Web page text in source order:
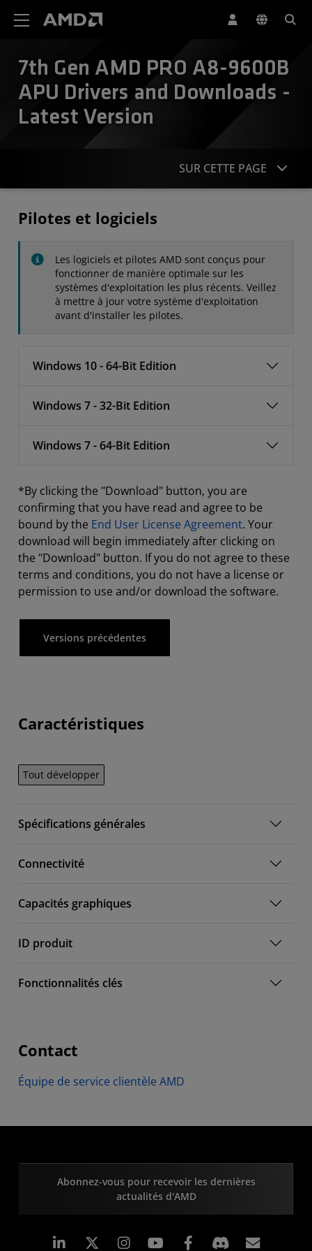
7th Gen AMD PRO A8-9600B
APU Drivers and Downloads -
Latest Version
SUR CETTE PAGE
Pilotes et logiciels
Les logiciels et pilotes AMD sont conçus pour
fonctionner de manière optimale sur les
systèmes d'exploitation les plus récents. Veillez
à mettre à jour votre système d'exploitation
avant d'installer les pilotes.
Windows 10 - 64-Bit Edition
Windows 7 - 32-Bit Edition
Windows 7 - 64-Bit Edition
*By clicking the "Download" button, you are
confirming that you have read and agree to be
bound by the End User License Agreement. Your
download will begin immediately after clicking on
the "Download" button. If you do not agree to these
terms and conditions, you do not have a license or
permission to use and/or download the software.
Versions précédentes
Caractéristiques
Tout développer
Spécifications générales
Connectivité
Capacités graphiques
ID produit
Fonctionnalités clés
Contact
Équipe de service clientèle AMD
Abonnez-vous pour recevoir les dernières
actualités d'AMD
LinkedIn Instagram Facebook